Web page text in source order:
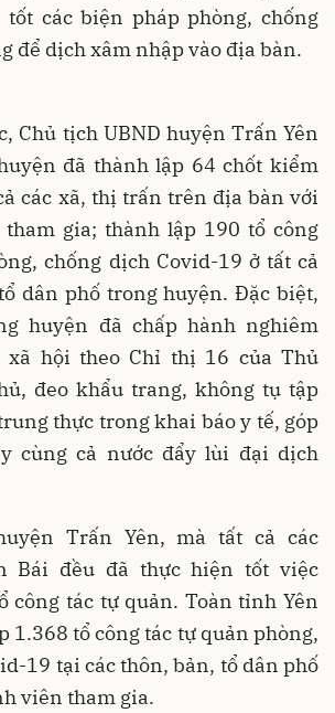
các biện pháp phòng, chống
để dịch xâm nhập vào địa bàn.
Chủ tịch UBND huyện Trấn Yên
đã thành lập 64 chốt kiểm
các xã, thị trấn trên địa bàn với
gia; thành lập 190 tổ công
chống dịch Covid-19 ở tất cả
dân phố trong huyện. Đặc biệt,
huyện đã chấp hành nghiêm
xã hội theo Chỉ thị 16 của Thủ
đeo khẩu trang, không tụ tập
thực trong khai báo y tế, góp
cùng cả nước đẩy lùi đại dịch
Trấn Yên, mà tất cả các
Bái đều đã thực hiện tốt việc
công tác tự quản. Toàn tỉnh Yên
1.368 tổ công tác tự quản phòng,
19 tại các thôn, bản, tổ dân phố
viên tham gia.